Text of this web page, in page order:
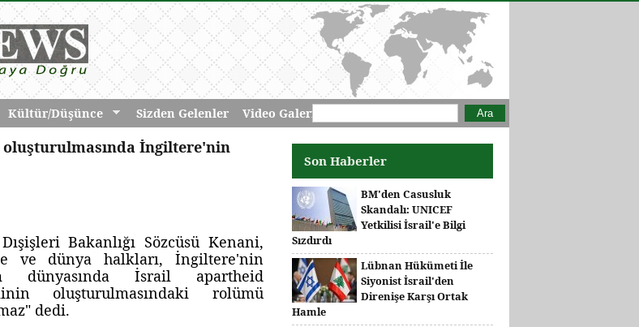
Kültür/Düşünce Sizden Gelenler Video GaleriArama formu
Ara
İngiltere'nin
Bakanlığı Sözcüsü Kenani,
ve dünya halkları, İngiltere'nin
dünyasında İsrail apartheid
oluşturulmasındaki rolümü
dedi.
Son Haberler
BM'den Casusluk
Skandalı: UNICEF
Yetkilisi İsrail'e Bilgi
Sızdırdı
Lübnan Hükümeti İle
Siyonist İsrail'den
Direnişe Karşı Ortak
Hamle